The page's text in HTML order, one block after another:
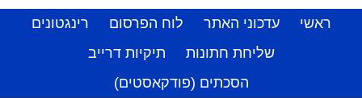
ראשי עדכוני האתר לוח הפרסום
רינגטונים
שליחת חתונות
תיקיות דרייב
הסכתים (פודקאסטים)